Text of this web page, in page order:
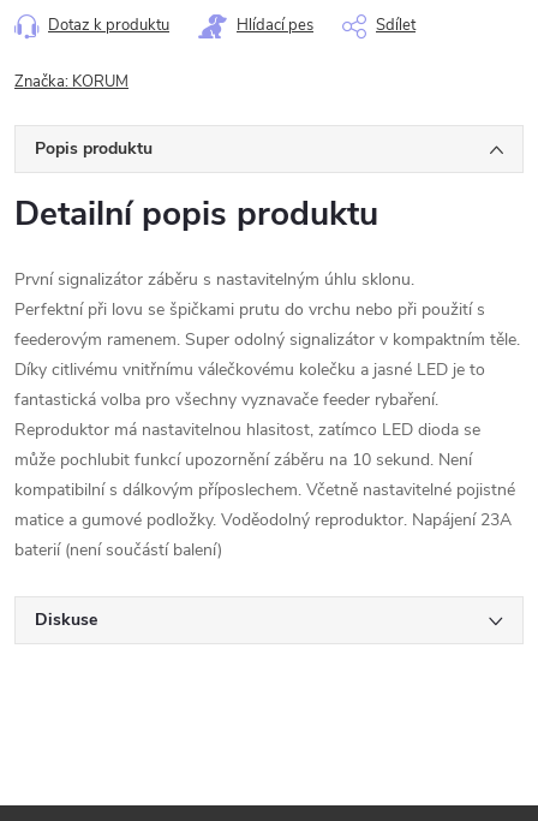
Dotaz k produktu Hlídací pes Sdílet
Značka: KORUM
Popis produktu
Detailní popis produktu
První signalizátor záběru s nastavitelným úhlu sklonu.
Perfektní při lovu se špičkami prutu do vrchu nebo při použití s
feederovým ramenem. Super odolný signalizátor v kompaktním těle.
Díky citlivému vnitřnímu válečkovému kolečku a jasné LED je to
fantastická volba pro všechny vyznavače feeder rybaření.
Reproduktor má nastavitelnou hlasitost, zatímco LED dioda se
může pochlubit funkcí upozornění záběru na 10 sekund. Není
kompatibilní s dálkovým příposlechem. Včetně nastavitelné pojistné
matice a gumové podložky. Voděodolný reproduktor. Napájení 23A
baterií (není součástí balení)
Diskuse